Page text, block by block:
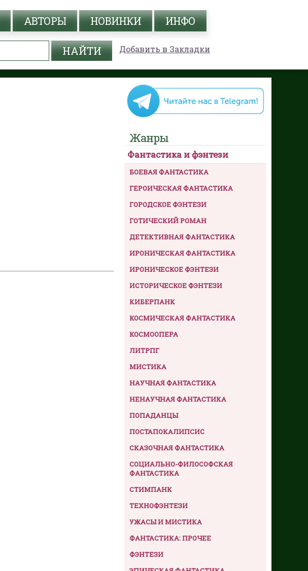
АВТОРЫ НОВИНКИ ИНФО
Добавить в Закладки
Жанры
Фантастика и фэнтези
БОЕВАЯ ФАНТАСТИКА
ГЕРОИЧЕСКАЯ ФАНТАСТИКА
ГОРОДСКОЕ ФЭНТЕЗИ
ГОТИЧЕСКИЙ РОМАН
ДЕТЕКТИВНАЯ ФАНТАСТИКА
ИРОНИЧЕСКАЯ ФАНТАСТИКА
ИРОНИЧЕСКОЕ ФЭНТЕЗИ
ИСТОРИЧЕСКОЕ ФЭНТЕЗИ
КИБЕРПАНК
КОСМИЧЕСКАЯ ФАНТАСТИКА
КОСМООПЕРА
ЛИТРПГ
МИСТИКА
НАУЧНАЯ ФАНТАСТИКА
НЕНАУЧНАЯ ФАНТАСТИКА
ПОПАДАНЦЫ
ПОСТАПОКАЛИПСИС
СКАЗОЧНАЯ ФАНТАСТИКА
СОЦИАЛЬНО-ФИЛОСОФСКАЯ
ФАНТАСТИКА
СТИМПАНК
ТЕХНОФЭНТЕЗИ
УЖАСЫ И МИСТИКА
ФАНТАСТИКА: ПРОЧЕЕ
ФЭНТЕЗИ